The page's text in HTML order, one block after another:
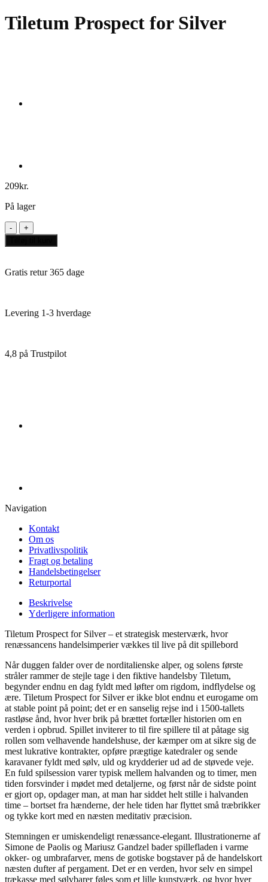
Tiletum Prospect for Silver
209kr.
På lager
Tiletum
Prospect
for
antal
Gratis retur 365 dage
Levering 1-3 hverdage
4,8 på Trustpilot
Navigation
Kontakt
Om os
Privatlivspolitik
Fragt og betaling
Handelsbetingelser
Returportal
Beskrivelse
Yderligere information
Tiletum Prospect for Silver – et strategisk mesterværk, hvor
renæssancens handelsimperier vækkes til live på dit spillebord
Når duggen falder over de norditalienske alper, og solens første
stråler rammer de stejle tage i den fiktive handelsby Tiletum,
begynder endnu en dag fyldt med løfter om rigdom, indflydelse og
ære. Tiletum Prospect for Silver er ikke blot endnu et eurogame om
at stable point på point; det er en sanselig rejse ind i 1500-tallets
rastløse ånd, hvor hver brik på brættet fortæller historien om en
verden i opbrud. Spillet inviterer to til fire spillere til at påtage sig
rollen som velhavende handelshuse, der kæmper om at sikre sig de
mest lukrative kontrakter, opføre prægtige katedraler og sende
karavaner fyldt med sølv, uld og krydderier ud ad de støvede veje.
En fuld spilsession varer typisk mellem halvanden og to timer, men
tiden forsvinder i mødet med detaljerne, og først når de sidste point
er gjort op, opdager man, at man har siddet helt stille i halvanden
time – bortset fra hænderne, der hele tiden har flyttet små træbrikker
og tykke kort med en næsten meditativ præcision.
Stemningen er umiskendeligt renæssance-elegant. Illustrationerne af
Simone de Paolis og Mariusz Gandzel bader spillefladen i varme
okker- og umbrafarver, mens de gotiske bogstaver på de handelskort
næsten dufter af pergament. Det er en verden, hvor selv en simpel
trækasse med sølvbarer føles som et lille kunstværk, og hvor hver